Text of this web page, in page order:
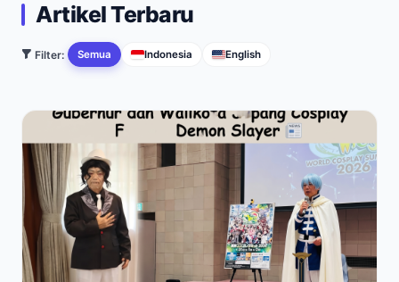
Artikel Terbaru
Filter: Semua Indonesia English